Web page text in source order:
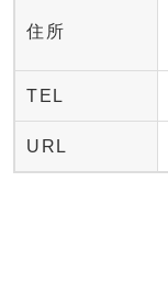
住所
TEL
URL